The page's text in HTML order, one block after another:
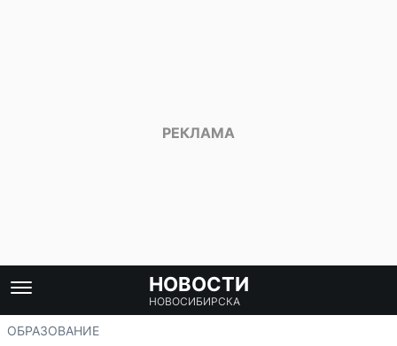
НОВОСТИ
НОВОСИБИРСКА
ОБРАЗОВАНИЕ